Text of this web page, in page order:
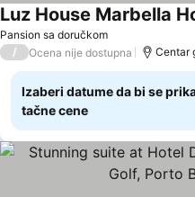
Pansion sa doručkom
Luz House Marbella
/ Ocena nije dostupna Centar
Izaberi datume da bi se
tačne cene